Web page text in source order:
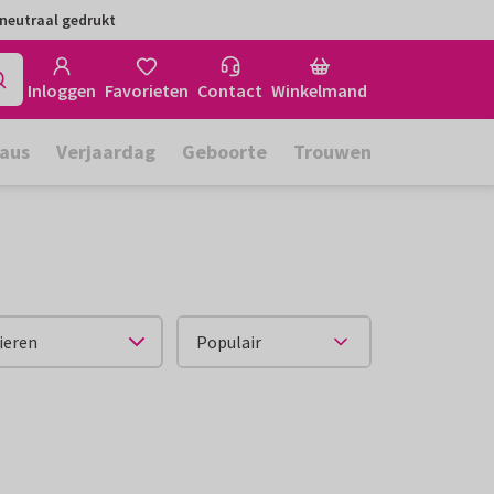
gedrukt
Inloggen Favorieten Contact Winkelmand
Verjaardag Geboorte Trouwen